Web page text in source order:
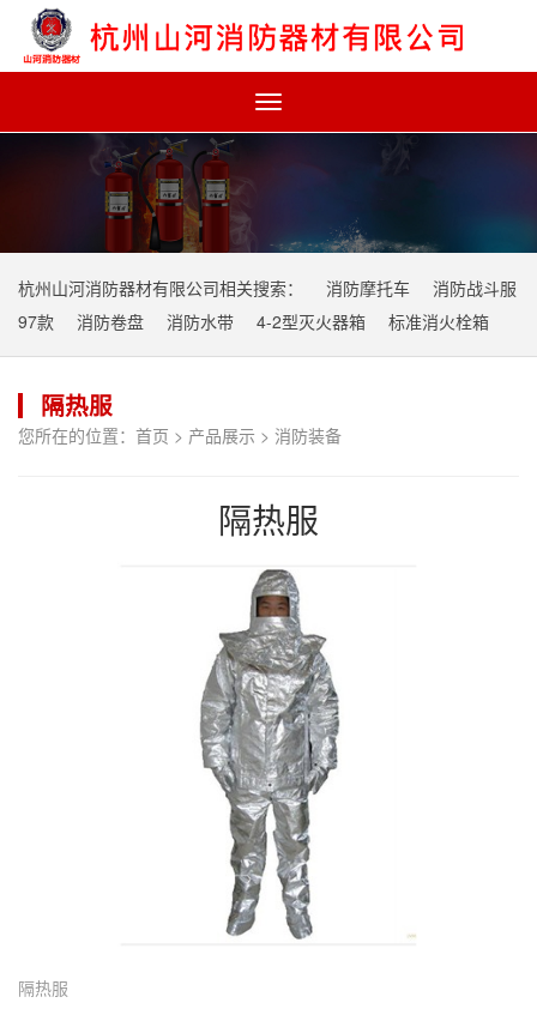
Toggle
杭州山河消防器材有限公司相关搜索： 消防摩托车
消防战斗服
97款
消防卷盘 消防水带 4-2型灭火器箱 标准消火栓箱
隔热服
您所在的位置： 首页 > 产品展示 > 消防装备
隔热服
隔热服